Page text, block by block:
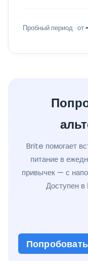
Пробный период · от
Brite помогает
питание в
привычек — с
Доступен в